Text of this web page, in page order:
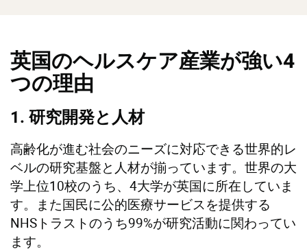
英国のヘルスケア産業が強い4
つの理由
1. 研究開発と人材
高齢化が進む社会のニーズに対応できる世界的レ
ベルの研究基盤と人材が揃っています。世界の大
学上位10校のうち、4大学が英国に所在していま
す。また国民に公的医療サービスを提供する
NHSトラストのうち99%が研究活動に関わってい
ます。